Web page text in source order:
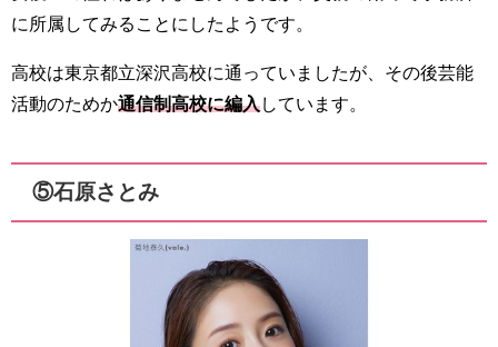
に所属してみることにしたようです。
高校は東京都立深沢高校に通っていましたが、その後芸能
活動のためか通信制高校に編入しています。
⑤石原さとみ